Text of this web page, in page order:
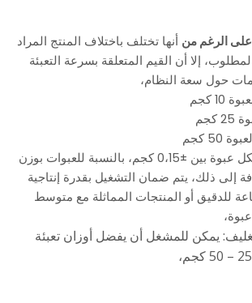
الرغم من أنها تختلف باختلاف المنتج المراد
إلا أن القيم المتعلقة بسرعة التعبئة
حول سعة النظام،
يتراوح التسامح لكل عبوة بين ±0،15 كجم، بالنسبة للعبوات بوزن
إلى ذلك، يتم ضمان التشغيل بقدرة إنتاجية
طن/ساعة للدقيق أو المنتجات المماثلة مع متوسط
يمكن للمشغل أن يفضل أوزان تعبئة